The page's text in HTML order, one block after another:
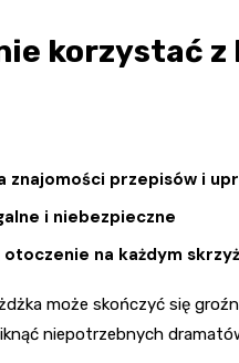
korzystać
znajomości przepisów i
i niebezpieczne
na każdym
może skończyć się
niepotrzebnych